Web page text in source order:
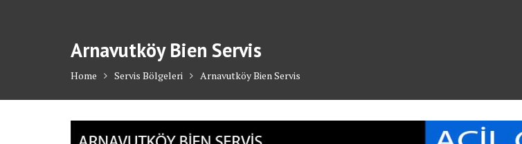
Arnavutköy Bien Servis
Home Servis Bölgeleri Arnavutköy Bien Servis